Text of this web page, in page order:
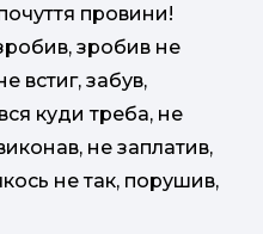
провини!
зробив не
встиг, забув,
куди треба, не
не заплатив,
не так, порушив,